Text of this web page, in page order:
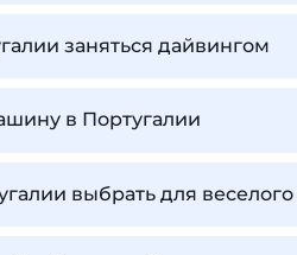
заняться дайвингом
в Португалии
выбрать для